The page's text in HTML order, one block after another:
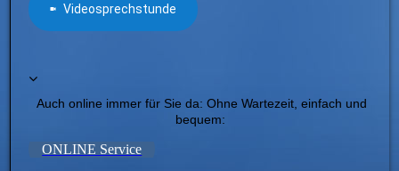
Auch online immer für Sie da: Ohne Wartezeit, einfach und
bequem:
ONLINE Service